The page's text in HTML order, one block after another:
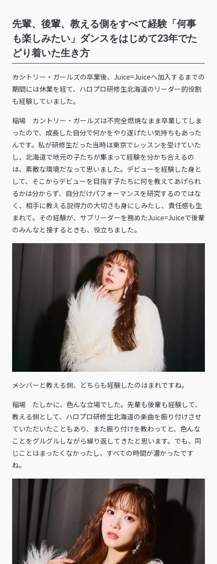
先輩、後輩、教える側をすべて経験「何事
も楽しみたい」ダンスをはじめて23年でた
どり着いた生き方
――カントリー・ガールズの卒業後、Juice=Juiceへ加入するまでの
期間には休業を経て、ハロプロ研修生北海道のリーダー的役割
も経験していました。
稲場 カントリー・ガールズは不完全燃焼なまま卒業してしま
ったので、成長した自分で何かをやり遂げたい気持ちもあった
んです。私が研修生だった当時は東京でレッスンを受けていた
し、北海道で地元の子たちが集まって経験を分かち合えるの
は、素敵な環境だなって思いました。デビューを経験した身と
して、そこからデビューを目指す子たちに何を教えてあげられ
るかは分からず、自分だけパフォーマンスを研究するのではな
く、相手に教える説得力の大切さも身にしみたし、責任感も生
まれて。その経験が、サブリーダーを務めたJuice=Juiceで後輩
のみんなと接するときも、役立ちました。
――メンバーと教える側、どちらも経験したのはまれですね。
稲場 たしかに、色んな立場でした。先輩も後輩も経験して、
教える側として、ハロプロ研修生北海道の楽曲を振り付けさせ
ていただいたこともあり、また振り付けを教わってと、色んな
ことをグルグルしながら繰り返してきたと思います。でも、同
じことはまったくなかったし、すべての時間が濃かったです
ね。